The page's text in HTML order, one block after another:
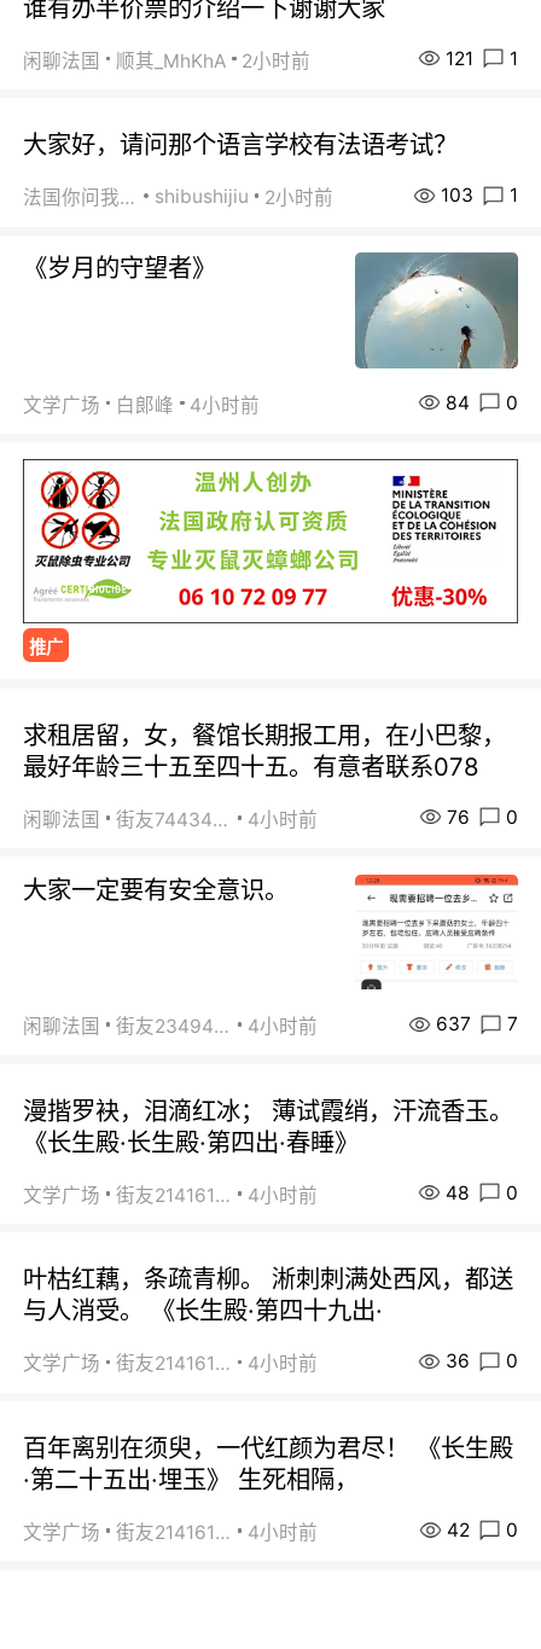
谁有办半价票的介绍一下谢谢大家
闲聊法国 顺其_MhKhA 2小时前 121 1
大家好，请问那个语言学校有法语考试？
法国你问我答 shibushijiu 2小时前 103 1
《岁月的守望者》
文学广场 白郞峰 4小时前 84 0
推广
求租居留，女，餐馆长期报工用，在小巴黎，
最好年龄三十五至四十五。有意者联系078
闲聊法国 街友74434350 4小时前 76 0
大家一定要有安全意识。
闲聊法国 街友23494008 4小时前 637 7
漫揩罗袂，泪滴红冰； 薄试霞绡，汗流香玉。
《长生殿·长生殿·第四出·春睡》
文学广场 街友21416156 4小时前 48 0
叶枯红藕，条疏青柳。 淅刺刺满处西风，都送
与人消受。 《长生殿·第四十九出·
文学广场 街友21416156 4小时前 36 0
百年离别在须臾，一代红颜为君尽！ 《长生殿
·第二十五出·埋玉》 生死相隔，
文学广场 街友21416156 4小时前 42 0